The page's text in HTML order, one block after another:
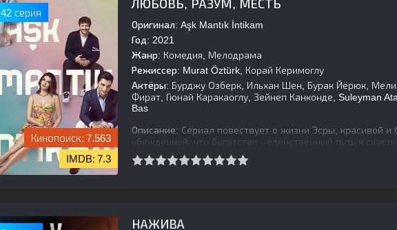
42 серия
7.563
7.3
ЛЮБОВЬ, РАЗУМ, МЕСТЬ
Оригинал: Aşk Mantık İntikam
Год: 2021
Жанр: Комедия, Мелодрама
Режиссер: Murat Öztürk, Корай Керимоглу
Актёры: Бурджу Озберк, Ильхан Шен, Бурак Йёрюк,
Фират, Гюнай Каракаоглу, Зейнеп Канконде, Suleyman
Bas
Описание: Сериал повествует о жизни Эсры, красивой и
убежденной, что богатство - единственный путь к
которого она не любит, было попыткой обеспечить
НАЖИВА